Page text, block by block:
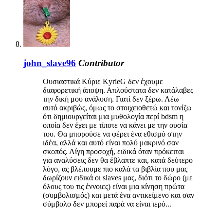
john_slave96 Contributor
Ουσιαστικά Κύριε KyrieG δεν έχουμε
διαφορετική άποψη. Απλούστατα δεν κατάλαβες
την δική μου ανάλυση. Γιατί δεν ξέρω. Λέω
αυτό ακριβώς, όμως το στοιχειοθετώ και τονίζω
ότι δημιουργείται μια μυθολογία περί bdsm η
οποία δεν έχει με τίποτε να κάνει με την ουσία
του. Θα μπορούσε να φέρει ένα εθισμό στην
ιδέα, αλλά και αυτό είναι πολύ μακρινό σαν
σκοπός. Λίγη προσοχή, ειδικά όταν πρόκειται
για αναλύσεις δεν θα έβλαπτε και, κατά δεύτερο
λόγο, ας βλέπουμε πιο καλά τα βιβλία που μας
δωρίζουν ειδικά οι slaves μας, διότι το δώρο (με
όλους του τις έννοιες) είναι μια κίνηση πρώτα
(συμβολισμός) και μετά ένα αντικείμενο και σαν
σύμβολο δεν μπορεί παρά να είναι ιερό...